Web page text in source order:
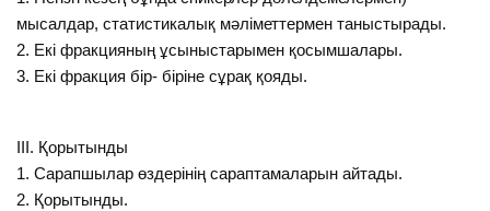
мысалдар, статистикалық мәліметтермен таныстырады.
2. Екі фракцияның ұсыныстарымен қосымшалары.
3. Екі фракция бір- біріне сұрақ қояды.
ІІІ. Қорытынды
1. Сарапшылар өздерінің сараптамаларын айтады.
2. Қорытынды.